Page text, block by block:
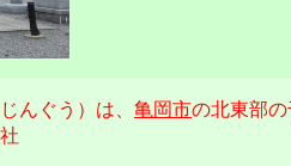
んぐう）は、 亀岡市の北東部